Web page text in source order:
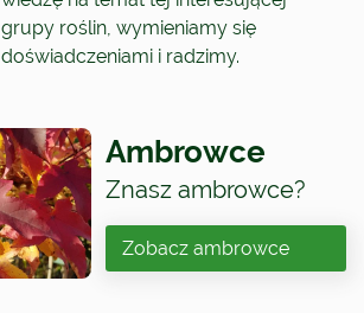
grupy roślin, wymieniamy się
doświadczeniami i radzimy.
Ambrowce
Znasz ambrowce?
Zobacz ambrowce